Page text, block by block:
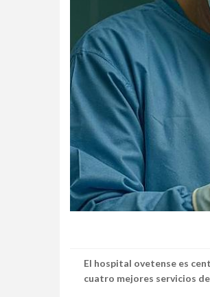
El hospital ovetense es
cuatro mejores servicios